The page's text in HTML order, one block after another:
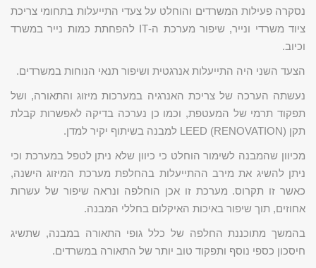
נסקרה פעילות המשרדים והוחלט על צעדי התייעלות בתחומי צריכת
ציוד משרדי ונייר, שיפור מערכת ה-IT להפחתת כמות נייר במשרד
וכיוב.
הצעד השני היה התייעלות אנרגטית ושיפור תנאי הנוחות במשרדים.
נעשתה הערכה של צריכת האנרגיה במערכות מיזוג והתאורה, ושל
תפקוד תרמי של המעטפת, וכמו כן נערכה בדיקה לאפשרות קבלת
תקן LEED (RENOVATION) למבנה בשיתוף יקיר למדן.
מכיוון שהמבנה לשימור הוחלט כי כיוון שלא ניתן לטפל במערכת וכי
ניתן להשיג את מירב ההתייעלות בהחלפת מערכת המיזוג הישנה,
כאשר זו תקרוס. מערכת זו אכן הוחלפה ונראה שיפור של עשרות
אחוזים, תוך שיפור באיכות האיקלום בחללי המבנה.
בהמשך מתוכננת החלפה של כלל גופי התאורה במבנה, שתשיג
חיסכון כספי נוסף ותפקוד טוב יותר של התאורה במשרדים.